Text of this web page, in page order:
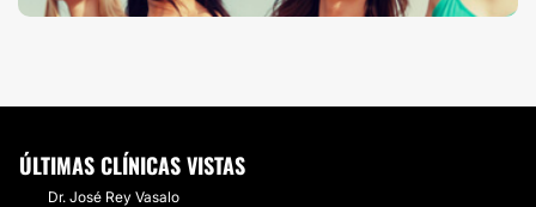
ÚLTIMAS CLÍNICAS VISTAS
Dr. José Rey Vasalo